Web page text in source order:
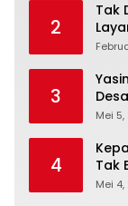
2
Tak
3
Mei
4
Tak
Mei